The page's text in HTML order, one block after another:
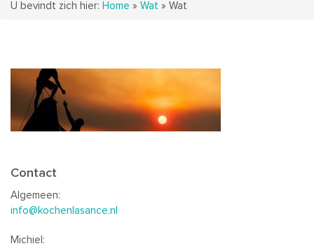
U bevindt zich hier: Home » Wat » Wat
Contact
Algemeen:
info@kochenlasance.nl
Michiel: